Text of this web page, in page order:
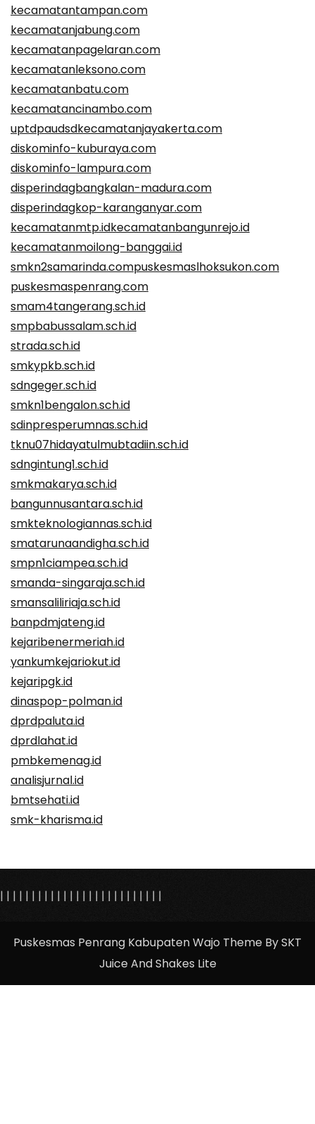
kecamatantampan.com
kecamatanjabung.com
kecamatanpagelaran.com
kecamatanleksono.com
kecamatanbatu.com
kecamatancinambo.com
uptdpaudsdkecamatanjayakerta.com
diskominfo-kuburaya.com
diskominfo-lampura.com
disperindagbangkalan-madura.com
disperindagkop-karanganyar.com
kecamatanmtp.idkecamatanbangunrejo.id
kecamatanmoilong-banggai.id
smkn2samarinda.compuskesmaslhoksukon.com
puskesmaspenrang.com
smam4tangerang.sch.id
smpbabussalam.sch.id
strada.sch.id
smkypkb.sch.id
sdngeger.sch.id
smkn1bengalon.sch.id
sdinpresperumnas.sch.id
tknu07hidayatulmubtadiin.sch.id
sdngintung1.sch.id
smkmakarya.sch.id
bangunnusantara.sch.id
smkteknologiannas.sch.id
smatarunaandigha.sch.id
smpn1ciampea.sch.id
smanda-singaraja.sch.id
smansaliliriaja.sch.id
banpdmjateng.id
kejaribenermeriah.id
yankumkejariokut.id
kejaripgk.id
dinaspop-polman.id
dprdpaluta.id
dprdlahat.id
pmbkemenag.id
analisjurnal.id
bmtsehati.id
smk-kharisma.id
| | | | | | | | | | | | | | | | | | | | | | | | | |
Puskesmas Penrang Kabupaten Wajo Theme By SKT
Juice And Shakes Lite